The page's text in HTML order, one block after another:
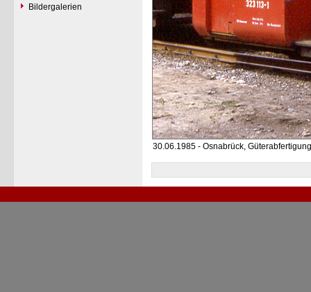
Bildergalerien
30.06.1985 - Osnabrück, Güterabfertigung